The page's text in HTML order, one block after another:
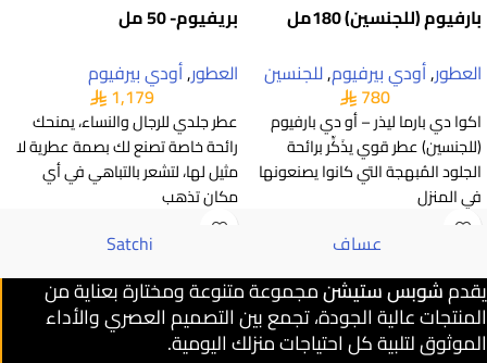
بارفيوم (للجنسين) 180مل
العطور,أودي بيرفيوم,للجنسين
780
اكوا دي بارما ليذر – أو دي بارفيوم
(للجنسين) عطر قوي يذَكِّر برائحة
الجلود المُبهجة التي كانوا يصنعونها
في المنزل
بريفيوم- 50 مل
العطور,أودي بيرفيوم
1,179
عطر جلدي للرجال والنساء، يمنحك
رائحة خاصة تصنع لك بصمة عطرية لا
مثيل لها، لتشعر بالتباهي في أي
مكان تذهب
عساف Satchi
يقدمشوبس ستيشنمجموعة متنوعة ومختارة بعناية من
المنتجات عالية الجودة، تجمع بين التصميم العصري والأداء
الموثوق لتلبية كل احتياجات منزلك اليومية.